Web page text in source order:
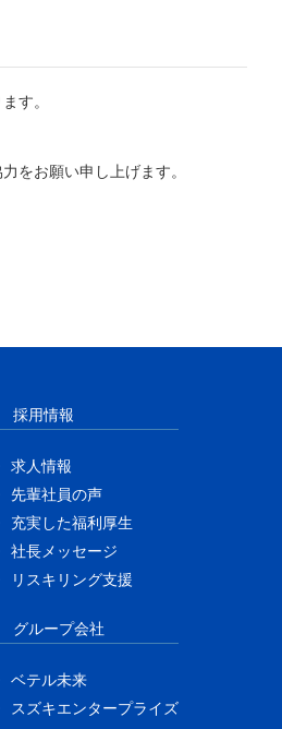
す。
をお願い申し上げます。
採用情報
求人情報
先輩社員の声
充実した福利厚生
社長メッセージ
リスキリング支援
グループ会社
ベテル未来
スズキエンタープライズ